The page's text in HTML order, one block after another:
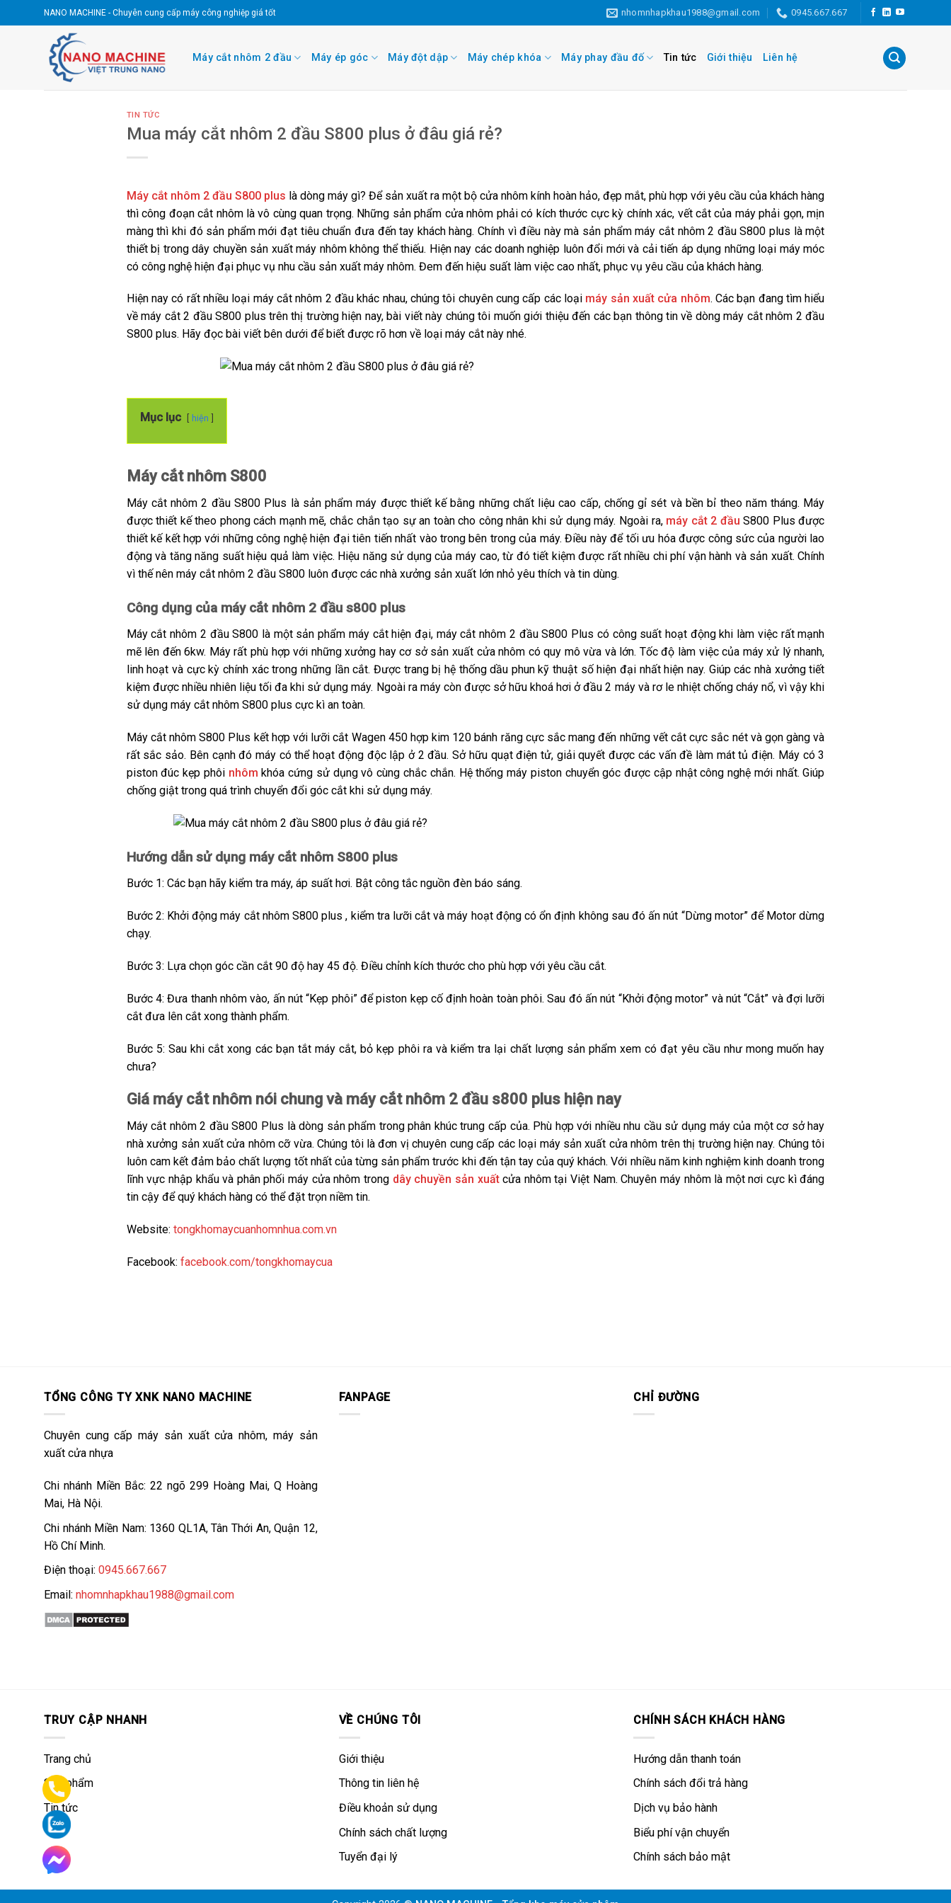
to
NANO MACHINE - Chuyên cung cấp máy công nghiệp giá tốt nhomnhapkhau1988@gmail.com 0945.667.667
Máy cắt nhôm 2 đầu Máy ép góc Máy đột dập Máy chép khóa Máy phay đầu đố Tin tức Giới thiệu Liên hệ
TIN TỨC
Mua máy cắt nhôm 2 đầu S800 plus ở đâu giá rẻ?
Máy cắt nhôm 2 đầu S800 plus là dòng máy gì? Để sản xuất ra một bộ cửa nhôm kính hoàn hảo, đẹp mắt, phù hợp với yêu cầu của khách hàng
thì công đoạn cắt nhôm là vô cùng quan trọng. Những sản phẩm cửa nhôm phải có kích thước cực kỳ chính xác, vết cắt của máy phải gọn, mịn
màng thì khi đó sản phẩm mới đạt tiêu chuẩn đưa đến tay khách hàng. Chính vì điều này mà sản phẩm máy cắt nhôm 2 đầu S800 plus là một
thiết bị trong dây chuyền sản xuất máy nhôm không thể thiếu. Hiện nay các doanh nghiệp luôn đổi mới và cải tiến áp dụng những loại máy móc
có công nghệ hiện đại phục vụ nhu cầu sản xuất máy nhôm. Đem đến hiệu suất làm việc cao nhất, phục vụ yêu cầu của khách hàng.
Hiện nay có rất nhiều loại máy cắt nhôm 2 đầu khác nhau, chúng tôi chuyên cung cấp các loại máy sản xuất cửa nhôm. Các bạn đang tìm hiểu
về máy cắt 2 đầu S800 plus trên thị trường hiện nay, bài viết này chúng tôi muốn giới thiệu đến các bạn thông tin về dòng máy cắt nhôm 2 đầu
S800 plus. Hãy đọc bài viết bên dưới để biết được rõ hơn về loại máy cắt này nhé.
Mục lục hiện
Máy cắt nhôm S800
Máy cắt nhôm 2 đầu S800 Plus là sản phẩm máy được thiết kế bằng những chất liệu cao cấp, chống gỉ sét và bền bỉ theo năm tháng. Máy
được thiết kế theo phong cách mạnh mẽ, chắc chắn tạo sự an toàn cho công nhân khi sử dụng máy. Ngoài ra, máy cắt 2 đầu S800 Plus được
thiết kế kết hợp với những công nghệ hiện đại tiên tiến nhất vào trong bên trong của máy. Điều này để tối ưu hóa được công sức của người lao
động và tăng năng suất hiệu quả làm việc. Hiệu năng sử dụng của máy cao, từ đó tiết kiệm được rất nhiều chi phí vận hành và sản xuất. Chính
vì thế nên máy cắt nhôm 2 đầu S800 luôn được các nhà xưởng sản xuất lớn nhỏ yêu thích và tin dùng.
Công dụng của máy cắt nhôm 2 đầu s800 plus
Máy cắt nhôm 2 đầu S800 là một sản phẩm máy cắt hiện đại, máy cắt nhôm 2 đầu S800 Plus có công suất hoạt động khi làm việc rất mạnh
mẽ lên đến 6kw. Máy rất phù hợp với những xưởng hay cơ sở sản xuất cửa nhôm có quy mô vừa và lớn. Tốc độ làm việc của máy xử lý nhanh,
linh hoạt và cực kỳ chính xác trong những lần cắt. Được trang bị hệ thống dầu phun kỹ thuật số hiện đại nhất hiện nay. Giúp các nhà xưởng tiết
kiệm được nhiều nhiên liệu tối đa khi sử dụng máy. Ngoài ra máy còn được sở hữu khoá hơi ở đầu 2 máy và rơ le nhiệt chống cháy nổ, vì vậy khi
sử dụng máy cắt nhôm S800 plus cực kì an toàn.
Máy cắt nhôm S800 Plus kết hợp với lưỡi cắt Wagen 450 hợp kim 120 bánh răng cực sắc mang đến những vết cắt cực sắc nét và gọn gàng và
rất sắc sảo. Bên cạnh đó máy có thể hoạt động độc lập ở 2 đầu. Sở hữu quạt điện tử, giải quyết được các vấn đề làm mát tủ điện. Máy có 3
piston đúc kẹp phôi nhôm khóa cứng sử dụng vô cùng chắc chắn. Hệ thống máy piston chuyển góc được cập nhật công nghệ mới nhất. Giúp
chống giật trong quá trình chuyển đổi góc cắt khi sử dụng máy.
Hướng dẫn sử dụng máy cắt nhôm S800 plus
Bước 1: Các bạn hãy kiểm tra máy, áp suất hơi. Bật công tắc nguồn đèn báo sáng.
Bước 2: Khởi động máy cắt nhôm S800 plus , kiểm tra lưỡi cắt và máy hoạt động có ổn định không sau đó ấn nút “Dừng motor” để Motor dừng
chạy.
Bước 3: Lựa chọn góc cần cắt 90 độ hay 45 độ. Điều chỉnh kích thước cho phù hợp với yêu cầu cắt.
Bước 4: Đưa thanh nhôm vào, ấn nút “Kẹp phôi” để piston kẹp cố định hoàn toàn phôi. Sau đó ấn nút “Khởi động motor” và nút “Cắt” và đợi lưỡi
cắt đưa lên cắt xong thành phẩm.
Bước 5: Sau khi cắt xong các bạn tắt máy cắt, bỏ kẹp phôi ra và kiểm tra lại chất lượng sản phẩm xem có đạt yêu cầu như mong muốn hay
chưa?
Giá máy cắt nhôm nói chung và máy cắt nhôm 2 đầu s800 plus hiện nay
Máy cắt nhôm 2 đầu S800 Plus là dòng sản phẩm trong phân khúc trung cấp của. Phù hợp với nhiều nhu cầu sử dụng máy của một cơ sở hay
nhà xưởng sản xuất cửa nhôm cỡ vừa. Chúng tôi là đơn vị chuyên cung cấp các loại máy sản xuất cửa nhôm trên thị trường hiện nay. Chúng tôi
luôn cam kết đảm bảo chất lượng tốt nhất của từng sản phẩm trước khi đến tận tay của quý khách. Với nhiều năm kinh nghiệm kinh doanh trong
lĩnh vực nhập khẩu và phân phối máy cửa nhôm trong dây chuyền sản xuấtcửa nhôm tại Việt Nam. Chuyên máy nhôm là một nơi cực kì đáng
tin cậy để quý khách hàng có thể đặt trọn niềm tin.
Website: tongkhomaycuanhomnhua.com.vn
Facebook: facebook.com/tongkhomaycua
TỔNG CÔNG TY XNK NANO MACHINE
Chuyên cung cấp máy sản xuất cửa nhôm, máy sản
xuất cửa nhựa
Chi nhánh Miền Bắc: 22 ngõ 299 Hoàng Mai, Q Hoàng
Mai, Hà Nội.
Chi nhánh Miền Nam: 1360 QL1A, Tân Thới An, Quận 12,
Hồ Chí Minh.
Điện thoại: 0945.667.667
Email: nhomnhapkhau1988@gmail.com
FANPAGE CHỈ ĐƯỜNG
TRUY CẬP NHANH
Trang chủ
Sản phẩm
Tin tức
VỀ CHÚNG TÔI
Giới thiệu
Thông tin liên hệ
Điều khoản sử dụng
Chính sách chất lượng
Tuyển đại lý
CHÍNH SÁCH KHÁCH HÀNG
Hướng dẫn thanh toán
Chính sách đổi trả hàng
Dịch vụ bảo hành
Biểu phí vận chuyển
Chính sách bảo mật